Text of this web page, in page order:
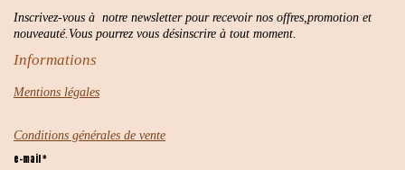
Inscrivez-vous à notre newsletter pour recevoir nos offres,promotion et
nouveauté.Vous pourrez vous désinscrire à tout moment.
Informations
Mentions légales
Conditions générales de vente
e-mail *